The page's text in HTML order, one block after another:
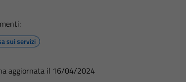
sui servizi
aggiornata il 16/04/2024